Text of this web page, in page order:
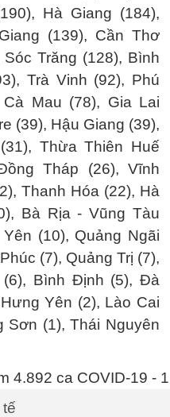
Hà Giang (184),
(139), Cần Thơ
Trăng (128), Bình
Trà Vinh (92), Phú
Mau (78), Gia Lai
(39), Hậu Giang (39),
Thừa Thiên Huế
Tháp (26), Vĩnh
Thanh Hóa (22), Hà
Bà Rịa - Vũng Tàu
(10), Quảng Ngãi
(7), Quảng Trị (7),
Bình Định (5), Đà
Yên (2), Lào Cai
Sơn (1), Thái Nguyên